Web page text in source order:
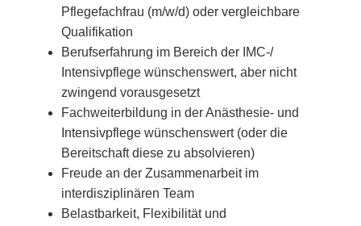
Pflegefachfrau (m/w/d) oder vergleichbare
Qualifikation
Berufserfahrung im Bereich der IMC-/
Intensivpflege wünschenswert, aber nicht
zwingend vorausgesetzt
Fachweiterbildung in der Anästhesie- und
Intensivpflege wünschenswert (oder die
Bereitschaft diese zu absolvieren)
Freude an der Zusammenarbeit im
interdisziplinären Team
Belastbarkeit, Flexibilität und